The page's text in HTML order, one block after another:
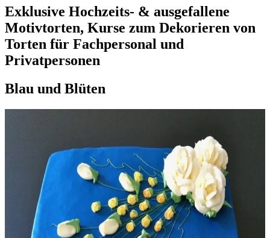
Exklusive Hochzeits- & ausgefallene
Motivtorten, Kurse zum Dekorieren von
Torten für Fachpersonal und
Privatpersonen
Blau und Blüten